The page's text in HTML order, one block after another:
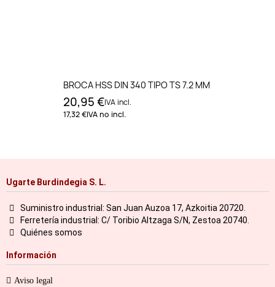
BROCA HSS DIN 340 TIPO TS 7.2 MM
20,95 €IVA incl.
17,32 €IVA no incl.
Ugarte Burdindegia S. L.
Suministro industrial: San Juan Auzoa 17, Azkoitia 20720.
Ferretería industrial: C/ Toribio Altzaga S/N, Zestoa 20740.
Quiénes somos
Información
Aviso legal